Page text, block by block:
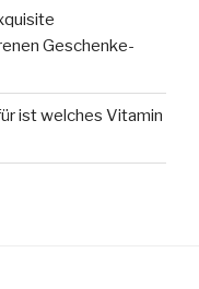
Geschenke-
ist welches Vitamin